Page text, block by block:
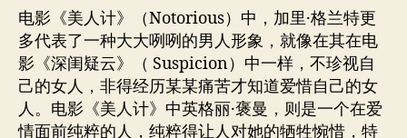
电影《美人计》（Notorious）中，加里·格兰特更
多代表了一种大大咧咧的男人形象，就像在其在电
影《深闺疑云》（ Suspicion）中一样，不珍视自
己的女人，非得经历某某痛苦才知道爱惜自己的女
人。电影《美人计》中英格丽·褒曼，则是一个在爱
情面前纯粹的人，纯粹得让人对她的牺牲惋惜，特